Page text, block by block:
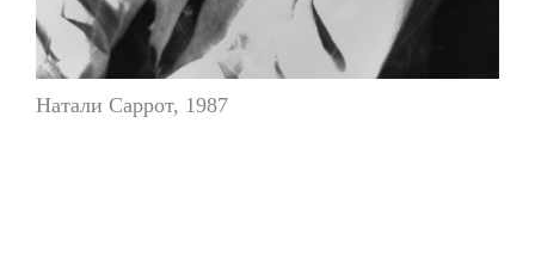
Натали Саррот, 1987